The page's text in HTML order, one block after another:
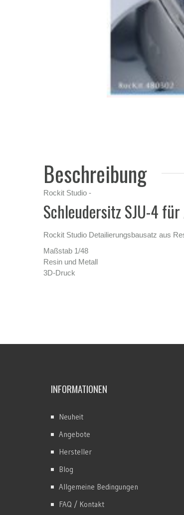
Beschreibung
Rockit Studio -
Schleudersitz SJU-4
Rockit Studio Detailierungsbausatz aus
Maßstab 1/48
Resin und Metall
3D-Druck
INFORMATIONEN
Neuheit
Angebote
Hersteller
Blog
Allgemeine Bedingungen
FAQ / Kontakt